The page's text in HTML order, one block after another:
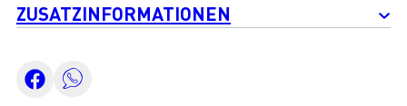
ZUSATZINFORMATIONEN